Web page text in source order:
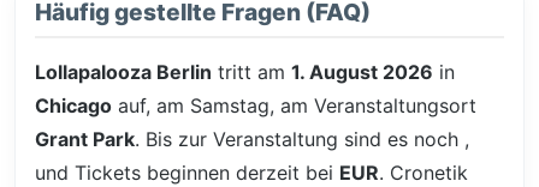
Häufig gestellte Fragen (FAQ)
Lollapalooza Berlin tritt am 1. August 2026 in
Chicago auf, am Samstag, am Veranstaltungsort
Grant Park. Bis zur Veranstaltung sind es noch ,
und Tickets beginnen derzeit bei EUR. Cronetik